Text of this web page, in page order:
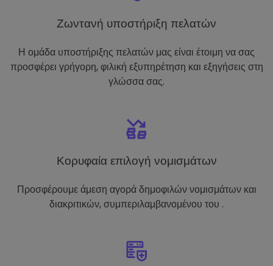
Ζωντανή υποστήριξη πελατών
Η ομάδα υποστήριξης πελατών μας είναι έτοιμη να σας
προσφέρει γρήγορη, φιλική εξυπηρέτηση και εξηγήσεις στη
γλώσσα σας.
Κορυφαία επιλογή νομισμάτων
Προσφέρουμε άμεση αγορά δημοφιλών νομισμάτων και
διακριτικών, συμπεριλαμβανομένου του .